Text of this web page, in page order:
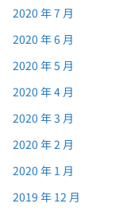
2020 年 7 月
2020 年 6 月
2020 年 5 月
2020 年 4 月
2020 年 3 月
2020 年 2 月
2020 年 1 月
2019 年 12 月